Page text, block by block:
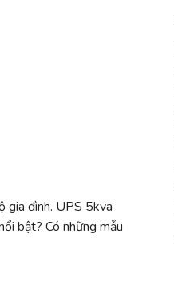
gia đình. UPS 5kva
bật? Có những mẫu